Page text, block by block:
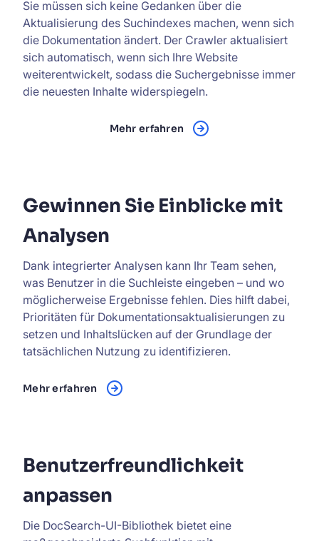
Sie müssen sich keine Gedanken über die
Aktualisierung des Suchindexes machen, wenn sich
die Dokumentation ändert. Der Crawler aktualisiert
sich automatisch, wenn sich Ihre Website
weiterentwickelt, sodass die Suchergebnisse immer
die neuesten Inhalte widerspiegeln.
Mehr erfahren
Gewinnen Sie Einblicke mit
Analysen
Dank integrierter Analysen kann Ihr Team sehen,
was Benutzer in die Suchleiste eingeben – und wo
möglicherweise Ergebnisse fehlen. Dies hilft dabei,
Prioritäten für Dokumentationsaktualisierungen zu
setzen und Inhaltslücken auf der Grundlage der
tatsächlichen Nutzung zu identifizieren.
Mehr erfahren
Benutzerfreundlichkeit
anpassen
Die DocSearch-UI-Bibliothek bietet eine